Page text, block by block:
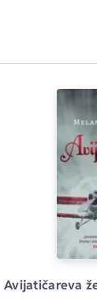
Avijatičareva